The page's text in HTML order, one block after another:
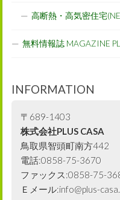
高断熱・高気密住宅
無料情報誌 MAGAZINE
INFORMATION
〒689-1403
株式会社PLUS CASA
鳥取県智頭町南方442
電話:0858-75-3670
ファックス:0858-75-
Ｅメール:info@plus-